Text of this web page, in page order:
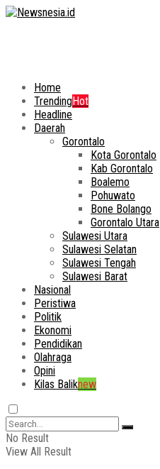
Home
TrendingHot
Headline
Daerah
Gorontalo
Kota Gorontalo
Kab Gorontalo
Boalemo
Pohuwato
Bone Bolango
Gorontalo Utara
Sulawesi Utara
Sulawesi Selatan
Sulawesi Tengah
Sulawesi Barat
Nasional
Peristiwa
Politik
Ekonomi
Pendidikan
Olahraga
Opini
Kilas Baliknew
No Result
View All Result